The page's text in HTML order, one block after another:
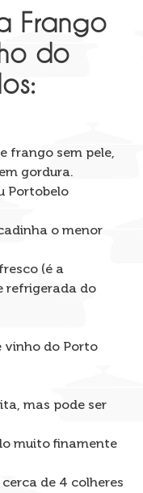
Frango
do
frango sem pele,
gordura.
Portobelo
o menor
(é a
refrigerada do
vinho do Porto
mas pode ser
muito finamente
de 4 colheres